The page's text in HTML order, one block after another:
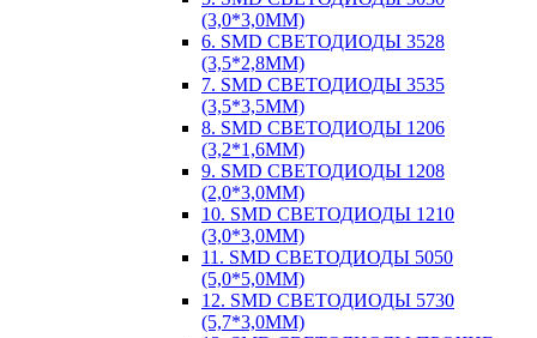
(3,0*3,0ММ)
6. SMD СВЕТОДИОДЫ 3528
(3,5*2,8ММ)
7. SMD СВЕТОДИОДЫ 3535
(3,5*3,5ММ)
8. SMD СВЕТОДИОДЫ 1206
(3,2*1,6ММ)
9. SMD СВЕТОДИОДЫ 1208
(2,0*3,0ММ)
10. SMD СВЕТОДИОДЫ 1210
(3,0*3,0ММ)
11. SMD СВЕТОДИОДЫ 5050
(5,0*5,0ММ)
12. SMD СВЕТОДИОДЫ 5730
(5,7*3,0ММ)